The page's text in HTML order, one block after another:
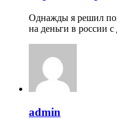
Однажды я решил
на деньги в россии
admin